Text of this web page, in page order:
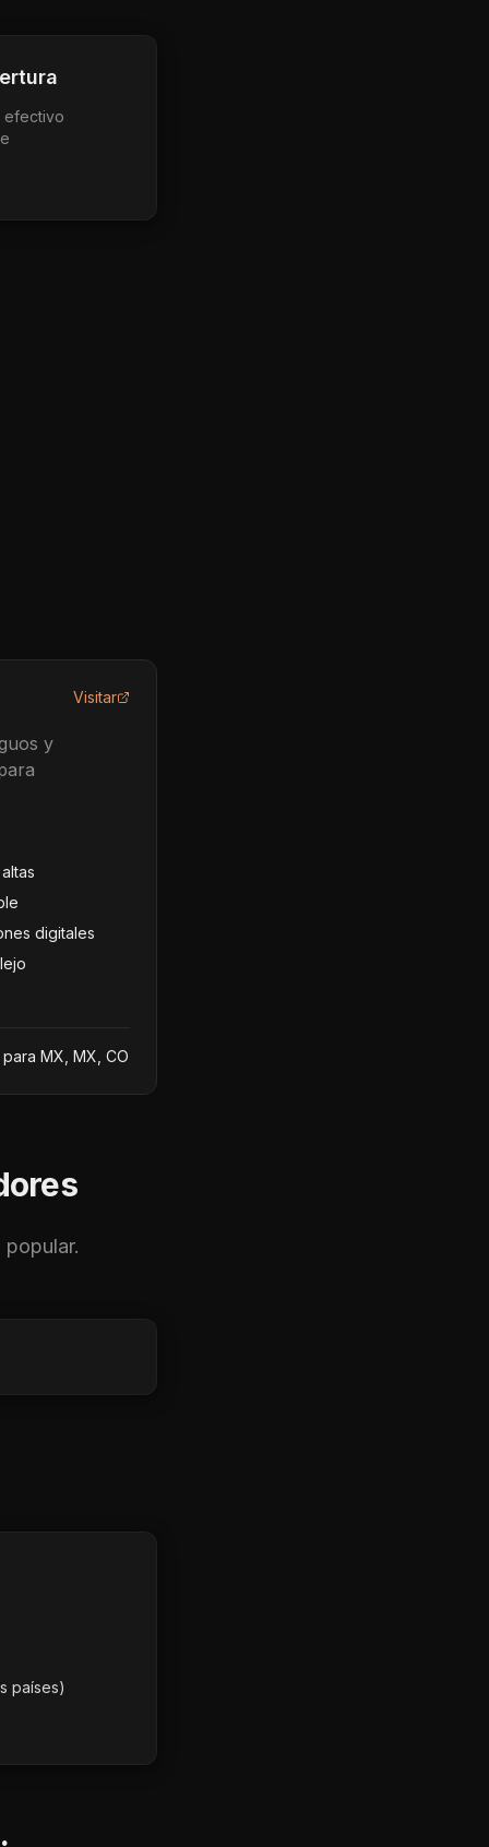
efectivo
y
Visitar
digitales
MX, MX, CO
países)